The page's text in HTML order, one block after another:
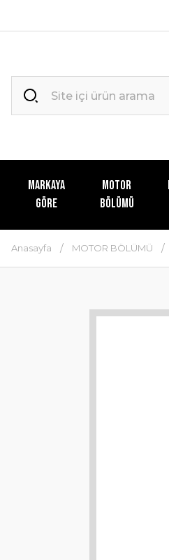
MARKAYA
GÖRE
MOTOR
BÖLÜMÜ
Anasayfa MOTOR BÖLÜMÜ